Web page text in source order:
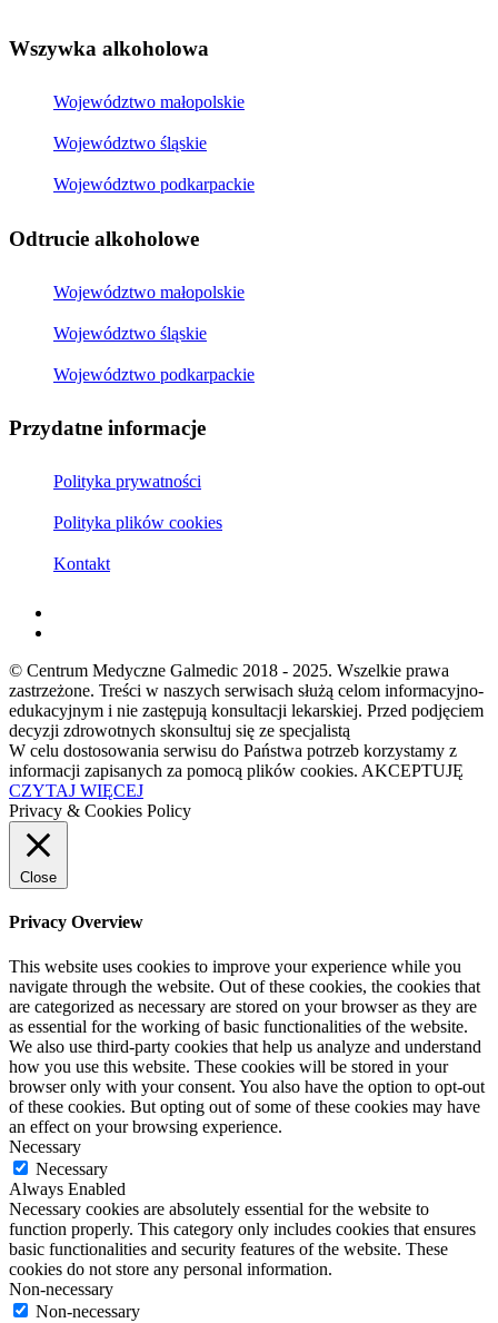
Wszywka alkoholowa
Województwo małopolskie
Województwo śląskie
Województwo podkarpackie
Odtrucie alkoholowe
Województwo małopolskie
Województwo śląskie
Województwo podkarpackie
Przydatne informacje
Polityka prywatności
Polityka plików cookies
Kontakt
© Centrum Medyczne Galmedic 2018 - 2025. Wszelkie prawa
zastrzeżone. Treści w naszych serwisach służą celom informacyjno-
edukacyjnym i nie zastępują konsultacji lekarskiej. Przed podjęciem
decyzji zdrowotnych skonsultuj się ze specjalistą
W celu dostosowania serwisu do Państwa potrzeb korzystamy z
informacji zapisanych za pomocą plików cookies. AKCEPTUJĘ
CZYTAJ WIĘCEJ
Privacy & Cookies Policy
Close
Privacy Overview
This website uses cookies to improve your experience while you
navigate through the website. Out of these cookies, the cookies that
are categorized as necessary are stored on your browser as they are
as essential for the working of basic functionalities of the website.
We also use third-party cookies that help us analyze and understand
how you use this website. These cookies will be stored in your
browser only with your consent. You also have the option to opt-out
of these cookies. But opting out of some of these cookies may have
an effect on your browsing experience.
Necessary
Necessary
Always Enabled
Necessary cookies are absolutely essential for the website to
function properly. This category only includes cookies that ensures
basic functionalities and security features of the website. These
cookies do not store any personal information.
Non-necessary
Non-necessary